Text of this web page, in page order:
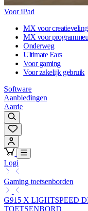
Voor iPad
MX voor
MX voor
Onderweg
Ultimate Ears
Voor gaming
Voor zakelijk gebruik
Software
Aanbiedingen
Aarde
Logi
Gaming toetsenborden
G915 X LIGHTSPEED
TOETSENBORD